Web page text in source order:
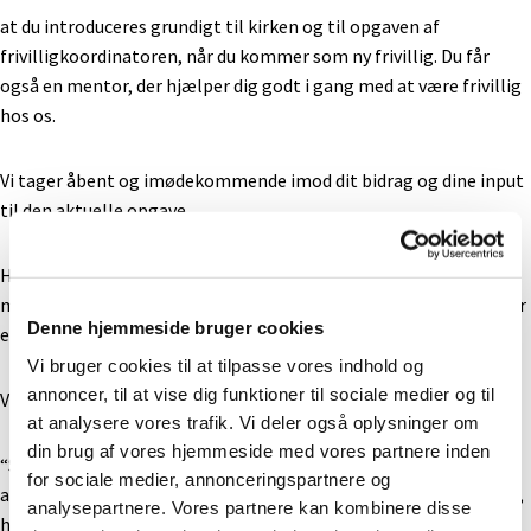
Denne hjemmeside bruger cookies
Vi bruger cookies til at tilpasse vores indhold og
annoncer, til at vise dig funktioner til sociale medier og til
at analysere vores trafik. Vi deler også oplysninger om
din brug af vores hjemmeside med vores partnere inden
for sociale medier, annonceringspartnere og
analysepartnere. Vores partnere kan kombinere disse
at du introduceres grundigt til kirken og til opgaven af
frivilligkoordinatoren, når du kommer som ny frivillig. Du får
også en mentor, der hjælper dig godt i gang med at være frivillig
hos os.
Vi tager åbent og imødekommende imod dit bidrag og dine input
til den aktuelle opgave.
Hvis du har forslag til nye aktiviteter eller begivenheder, er du
meget velkommen til at fortælle om dem til frivilligkoordinator
eller den talsperson, der er for den aktivitet, du deltager i.
Vi holder to årlige møder:
“Sæsonstart” i august, hvor du kan høre mere om, hvilke
aktiviteter der er planlagt i kirkeåret, og hvordan du kan bidrage,
hvis du har tid og overskud til det.